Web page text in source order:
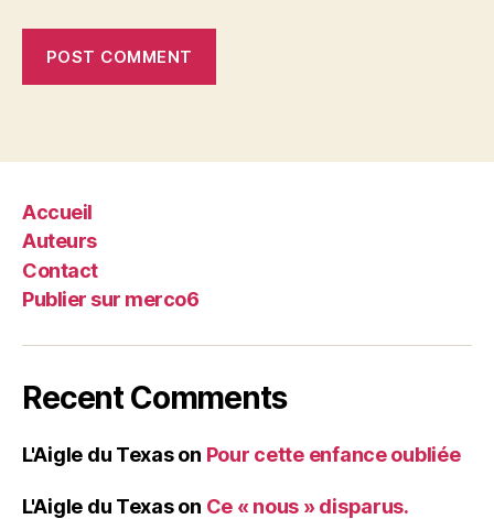
Accueil
Auteurs
Contact
Publier sur merco6
Recent Comments
L'Aigle du Texason Pour cette enfance oubliée
L'Aigle du Texason Ce « nous » disparus.